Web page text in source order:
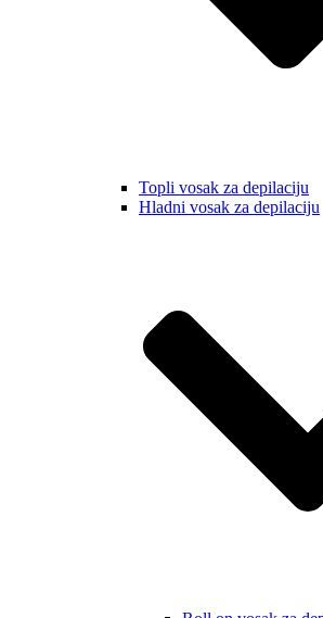
Topli vosak za depilaciju
Hladni vosak za depilaciju